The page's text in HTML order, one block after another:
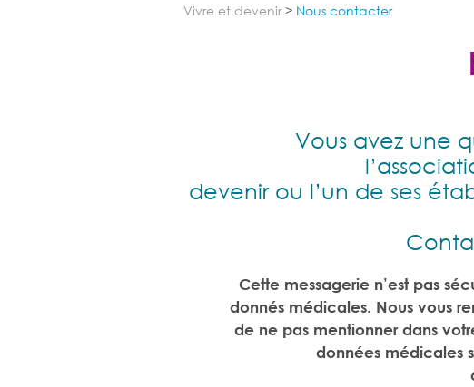
Vivre et devenir > Nous contacter
Vous avez une
devenir ou l’un de ses
Cette messagerie n’est pas
donnés médicales. Nous vous
de ne pas mentionner dans
données médicales